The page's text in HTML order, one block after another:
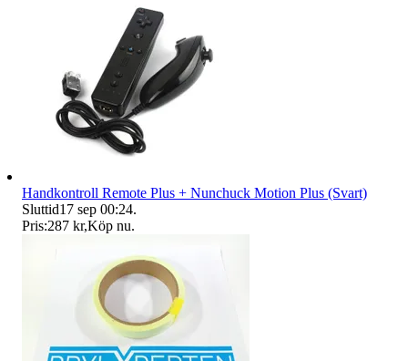
Handkontroll Remote Plus + Nunchuck Motion Plus (Svart)
Sluttid17 sep 00:24.
Pris:287 kr,Köp nu.